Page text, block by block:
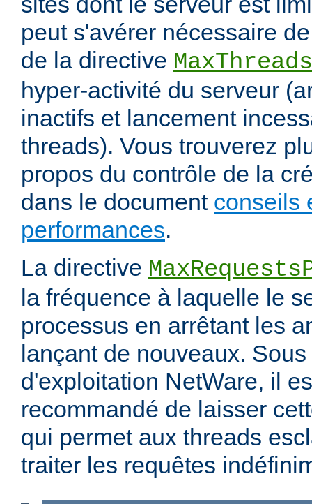
peut s'avérer nécessaire
de la directive MaxThreads
hyper-activité du serveur
inactifs et lancement
threads). Vous trouverez
propos du contrôle de la
dans le document conseils
performances.
La directive
la fréquence à laquelle le
processus en arrêtant les
lançant de nouveaux.
d'exploitation NetWare, il
recommandé de laisser
qui permet aux threads
traiter les requêtes